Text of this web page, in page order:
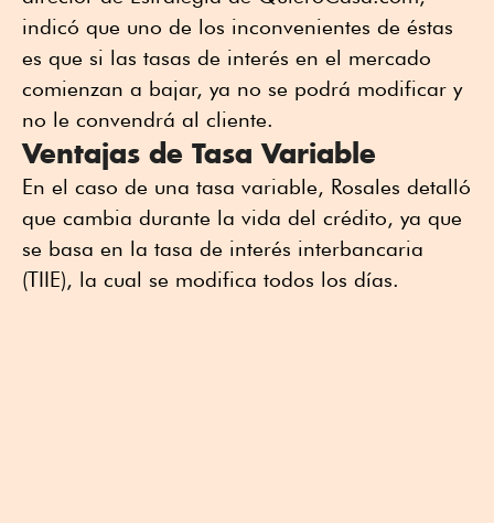
indicó que uno de los inconvenientes de éstas
es que si las tasas de interés en el mercado
comienzan a bajar, ya no se podrá modificar y
no le convendrá al cliente.
Ventajas de Tasa Variable
En el caso de una tasa variable, Rosales detalló
que cambia durante la vida del crédito, ya que
se basa en la tasa de interés interbancaria
(TIIE), la cual se modifica todos los días.